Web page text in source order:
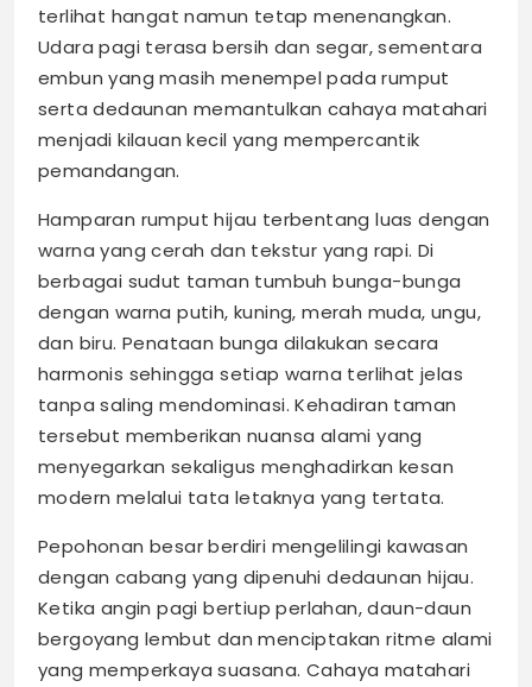
terlihat hangat namun tetap menenangkan.
Udara pagi terasa bersih dan segar, sementara
embun yang masih menempel pada rumput
serta dedaunan memantulkan cahaya matahari
menjadi kilauan kecil yang mempercantik
pemandangan.
Hamparan rumput hijau terbentang luas dengan
warna yang cerah dan tekstur yang rapi. Di
berbagai sudut taman tumbuh bunga-bunga
dengan warna putih, kuning, merah muda, ungu,
dan biru. Penataan bunga dilakukan secara
harmonis sehingga setiap warna terlihat jelas
tanpa saling mendominasi. Kehadiran taman
tersebut memberikan nuansa alami yang
menyegarkan sekaligus menghadirkan kesan
modern melalui tata letaknya yang tertata.
Pepohonan besar berdiri mengelilingi kawasan
dengan cabang yang dipenuhi dedaunan hijau.
Ketika angin pagi bertiup perlahan, daun-daun
bergoyang lembut dan menciptakan ritme alami
yang memperkaya suasana. Cahaya matahari